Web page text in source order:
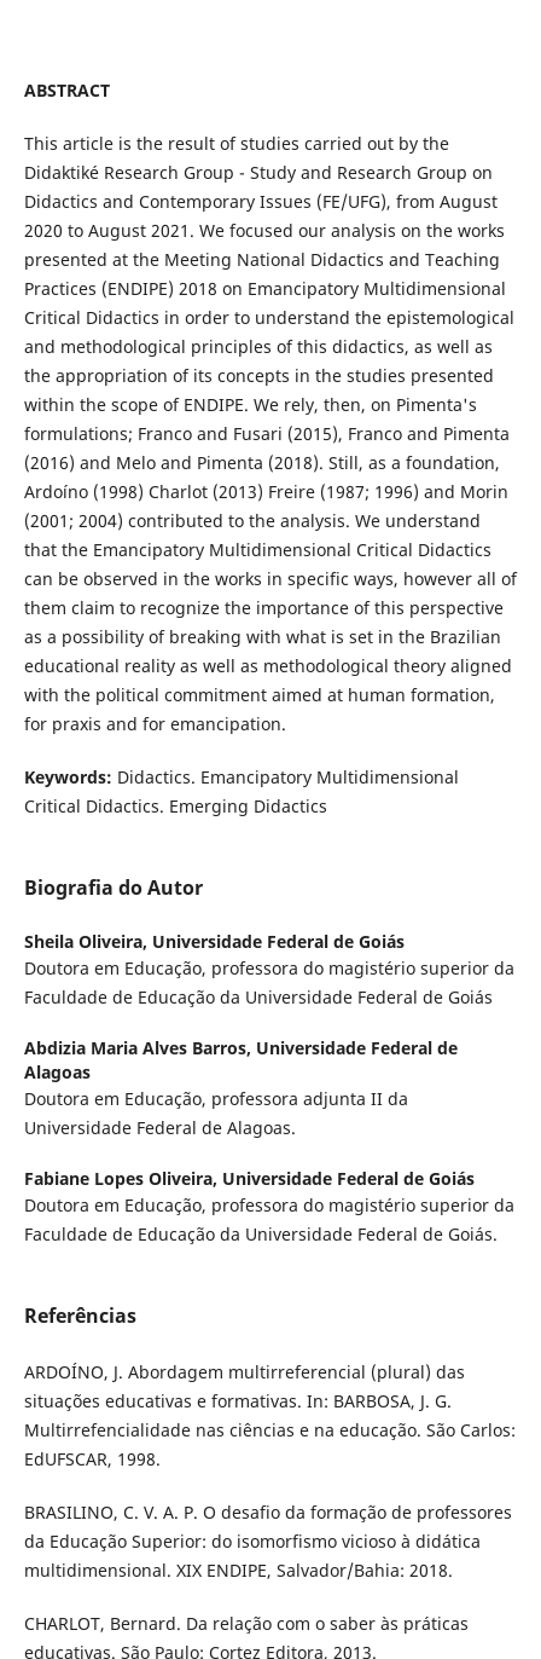
ABSTRACT
This article is the result of studies carried out by the
Didaktiké Research Group - Study and Research Group on
Didactics and Contemporary Issues (FE/UFG), from August
2020 to August 2021. We focused our analysis on the works
presented at the Meeting National Didactics and Teaching
Practices (ENDIPE) 2018 on Emancipatory Multidimensional
Critical Didactics in order to understand the epistemological
and methodological principles of this didactics, as well as
the appropriation of its concepts in the studies presented
within the scope of ENDIPE. We rely, then, on Pimenta's
formulations; Franco and Fusari (2015), Franco and Pimenta
(2016) and Melo and Pimenta (2018). Still, as a foundation,
Ardoíno (1998) Charlot (2013) Freire (1987; 1996) and Morin
(2001; 2004) contributed to the analysis. We understand
that the Emancipatory Multidimensional Critical Didactics
can be observed in the works in specific ways, however all of
them claim to recognize the importance of this perspective
as a possibility of breaking with what is set in the Brazilian
educational reality as well as methodological theory aligned
with the political commitment aimed at human formation,
for praxis and for emancipation.
Keywords: Didactics. Emancipatory Multidimensional
Critical Didactics. Emerging Didactics
Biografia do Autor
Sheila Oliveira, Universidade Federal de Goiás
Doutora em Educação, professora do magistério superior da
Faculdade de Educação da Universidade Federal de Goiás
Abdizia Maria Alves Barros, Universidade Federal de
Alagoas
Doutora em Educação, professora adjunta II da
Universidade Federal de Alagoas.
Fabiane Lopes Oliveira, Universidade Federal de Goiás
Doutora em Educação, professora do magistério superior da
Faculdade de Educação da Universidade Federal de Goiás.
Referências
ARDOÍNO, J. Abordagem multirreferencial (plural) das
situações educativas e formativas. In: BARBOSA, J. G.
Multirrefencialidade nas ciências e na educação. São Carlos:
EdUFSCAR, 1998.
BRASILINO, C. V. A. P. O desafio da formação de professores
da Educação Superior: do isomorfismo vicioso à didática
multidimensional. XIX ENDIPE, Salvador/Bahia: 2018.
CHARLOT, Bernard. Da relação com o saber às práticas
educativas. São Paulo: Cortez Editora, 2013.